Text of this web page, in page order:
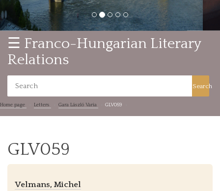
☰ Franco-Hungarian Literary
Relations
Search
Home page Letters Gara László Varia GLV059
GLV059
Velmans, Michel